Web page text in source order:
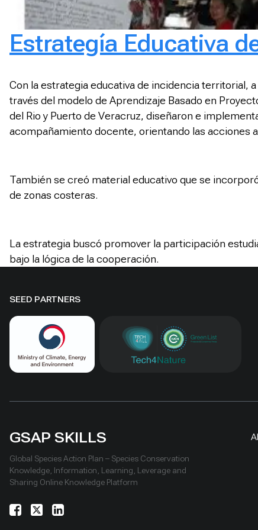
Estrategía Educativa
Con la estrategia educativa de incidencia territorial,
través del modelo de Aprendizaje Basado en
del Rio y Puerto de Veracruz, diseñaron e
acompañamiento docente, orientando las acciones
También se creó material educativo que se
de zonas costeras.
La estrategia buscó promover la participación
bajo la lógica de la cooperación.
SEED PARTNERS
GSAP SKILLS
Global Species Action Plan – Species Conservation
Knowledge, Information, Learning, Leverage and
Sharing Online Knowledge Platform